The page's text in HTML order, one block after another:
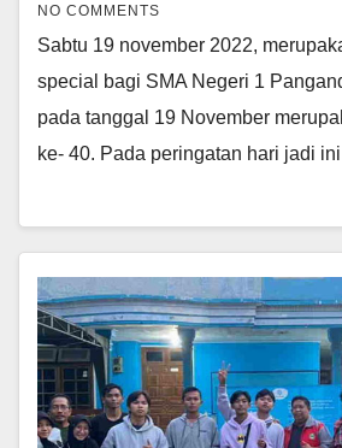
NO COMMENTS
Sabtu 19 november 2022,
special bagi SMA Negeri 1
pada tanggal 19 November
ke- 40. Pada peringatan hari jadi